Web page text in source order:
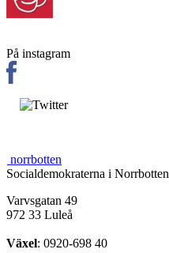
På instagram
norrbotten
Socialdemokraterna i Norrbotten
Varvsgatan 49
972 33 Luleå
Växel: 0920-698 40